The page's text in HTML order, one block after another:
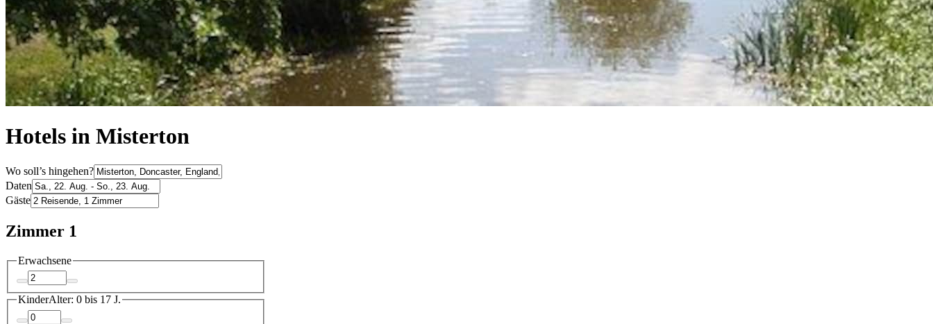
Hotels in Misterton
Wo soll’s hingehen?
Daten
Gäste
Zimmer 1
Erwachsene
KinderAlter: 0 bis 17 J.